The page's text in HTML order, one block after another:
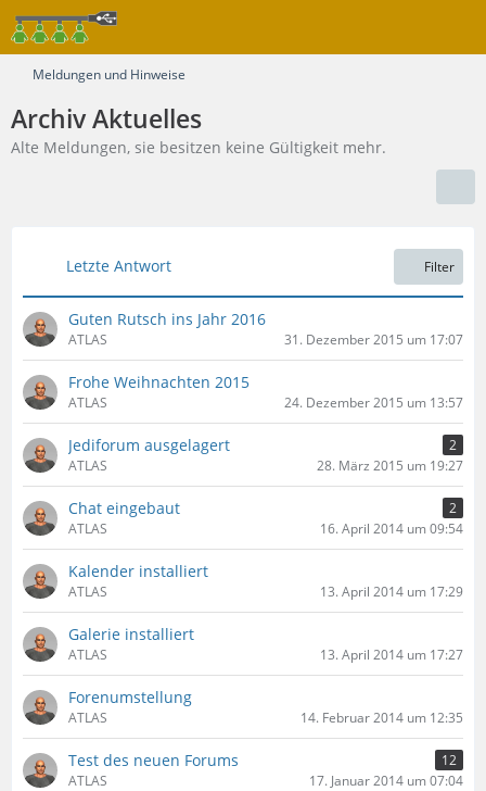
Meldungen und Hinweise
Archiv Aktuelles
Alte Meldungen, sie besitzen keine Gültigkeit mehr.
Letzte Antwort Filter
Guten Rutsch ins Jahr 2016
ATLAS 31. Dezember 2015 um 17:07
Frohe Weihnachten 2015
ATLAS 24. Dezember 2015 um 13:57
Jediforum ausgelagert
2
ATLAS
28. März 2015 um 19:27
Chat eingebaut
2
ATLAS
16. April 2014 um 09:54
Kalender installiert
ATLAS 13. April 2014 um 17:29
Galerie installiert
ATLAS 13. April 2014 um 17:27
Forenumstellung
ATLAS 14. Februar 2014 um 12:35
Test des neuen Forums
12
ATLAS
17. Januar 2014 um 07:04